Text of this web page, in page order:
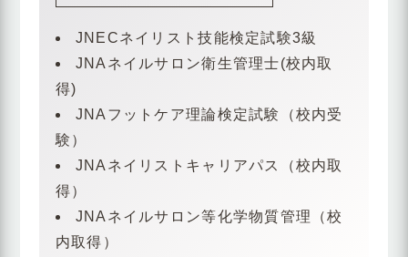
JNECネイリスト技能検定試験3級
JNAネイルサロン衛生管理士(校内取
得)
JNAフットケア理論検定試験（校内受
験）
JNAネイリストキャリアパス（校内取
得）
JNAネイルサロン等化学物質管理（校
内取得）